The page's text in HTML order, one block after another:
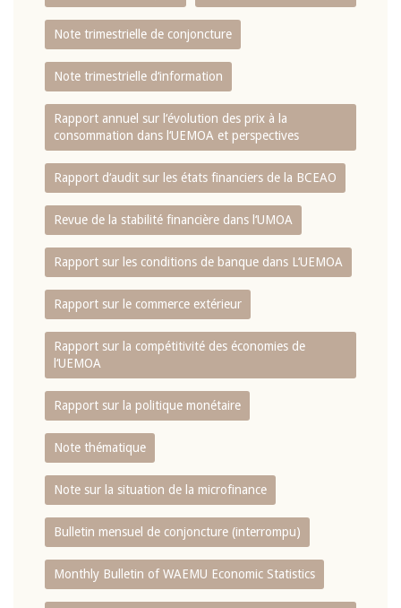
Note trimestrielle de conjoncture
Note trimestrielle d‘information
Rapport annuel sur l‘évolution des prix à la
consommation dans l‘UEMOA et perspectives
Rapport d‘audit sur les états financiers de la BCEAO
Revue de la stabilité financière dans l‘UMOA
Rapport sur les conditions de banque dans L‘UEMOA
Rapport sur le commerce extérieur
Rapport sur la compétitivité des économies de
l‘UEMOA
Rapport sur la politique monétaire
Note thématique
Note sur la situation de la microfinance
Bulletin mensuel de conjoncture (interrompu)
Monthly Bulletin of WAEMU Economic Statistics